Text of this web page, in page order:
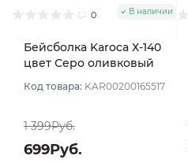
0 В наличии
Бейсболка Karoca Х-140
цвет Серо оливковый
Код товара: KAR00200165517
1 399Руб.
699Руб.